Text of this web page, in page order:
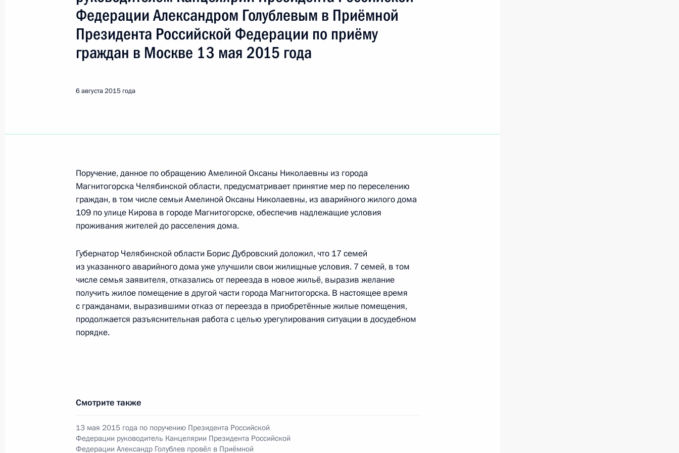
Поиск по руководителю, географии и тематике
10 ноября 2015 года, вторник
О ходе исполнения поручения, данного по итогам личного приёма в режиме видео-
конференц-связи жителя Челябинской области, проведённого по поручению
Антоном Кобяковым в Приёмной Президента Российской Федерации по приёму
граждан в Москве 1 октября 2015 года
10 ноября 2015 года, 16:34
1 октября 2015 года, четверг
в режиме видео-конференц-связи
Федерации Александром Голублевым в Приёмной
Президента Российской Федерации по приёму
граждан в Москве 13 мая 2015 года
6 августа 2015 года
Поручение, данное по обращению Амелиной Оксаны Николаевны из города
Магнитогорска Челябинской области, предусматривает принятие мер по переселению
граждан, в том числе семьи Амелиной Оксаны Николаевны, из аварийного жилого дома
109 по улице Кирова в городе Магнитогорске, обеспечив надлежащие условия
проживания жителей до расселения дома.
Губернатор Челябинской области Борис Дубровский доложил, что 17 семей
из указанного аварийного дома уже улучшили свои жилищные условия. 7 семей, в том
числе семья заявителя, отказались от переезда в новое жильё, выразив желание
получить жилое помещение в другой части города Магнитогорска. В настоящее время
с гражданами, выразившими отказ от переезда в приобретённые жилые помещения,
продолжается разъяснительная работа с целью урегулирования ситуации в досудебном
порядке.
Смотрите также
13 мая 2015 года по поручению Президента Российской
Федерации руководитель Канцелярии Президента Российской
Федерации Александр Голублев провёл в Приёмной